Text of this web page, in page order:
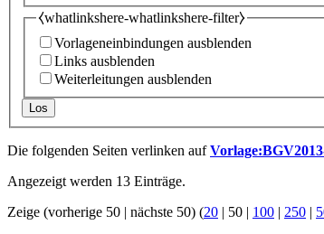
⧼whatlinkshere-whatlinkshere-filter⧽
Vorlageneinbindungen ausblenden
Links ausblenden
Weiterleitungen ausblenden
Los
Die folgenden Seiten verlinken auf
Angezeigt werden 13 Einträge.
Zeige (vorherige 50 | nächste 50) (20 | 50 | 100 | 250 |